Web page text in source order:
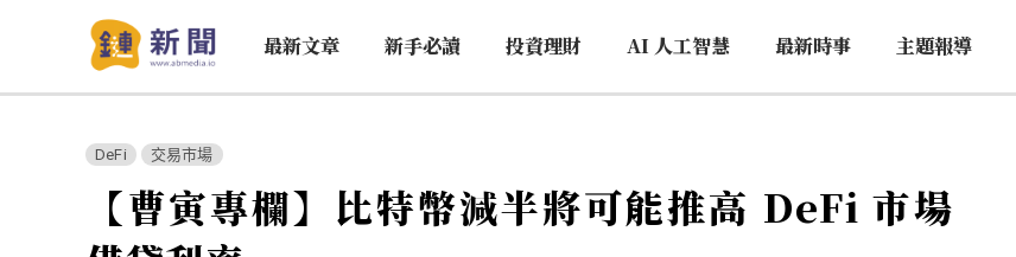
最新文章 新手必讀 投資理財 AI 人工智慧 最新時事 主題報導
DeFi 交易市場
【曹寅專欄】比特幣減半將可能推高 DeFi 市場